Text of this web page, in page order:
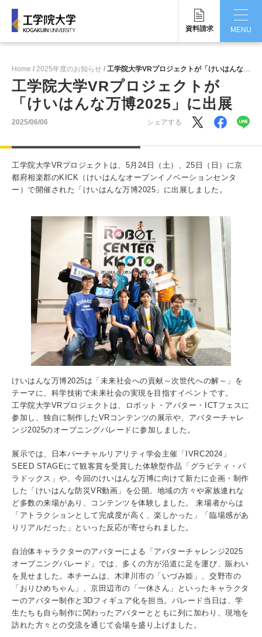
資料請求
MENU
工学院大学について
学部・大学院
研究・産学連携
キャンパス
入試情報
受験生の方 在学生・保証人の方 卒業生の方
一般・企業の方 寄付・ご支援 アクセス
Pick Up
1. Action！x 工学院大学
2. 工学院大学ヒストリー
3. #KUTE VOICE エンジニアリーダーたちの声
4. 航空理工学専攻特設サイト
Home 2025年度のお知らせ 工学院大学VRプロジェクトが「けいはんな万博2025」に出展
工学院大学VRプロジェクトが
「けいはんな万博2025」に出展
2025/06/06 シェアする
工学院大学VRプロジェクトは、5月24日（土）、25日（日）に京
都府相楽郡のKICK（けいはんなオープンイノベーションセンタ
ー）で開催された「けいはんな万博2025」に出展しました。
けいはんな万博2025は「未来社会への貢献～次世代への解～」を
テーマに、科学技術で未来社会の実現を目指すイベントです。
工学院大学VRプロジェクトは、ロボット・アバター・ICTフェスに
参加し、独自に制作したVRコンテンツの展示や、アバターチャレ
ンジ2025のオープニングパレードに参加しました。
展示では、日本バーチャルリアリティ学会主催「IVRC2024」
SEED STAGEにて観客賞を受賞した体験型作品「グラビティ・パ
ラドックス」や、今回のけいはんな万博に向けて新たに企画・制作
した「けいはんな防災VR動画」を公開。地域の方々や家族連れな
ど多数の来場があり、コンテンツを体験しました。 来場者からは
「アトラクションとして完成度が高く、楽しかった」「臨場感があ
りリアルだった」といった反応が寄せられました。
自治体キャラクターのアバターによる「アバターチャレンジ2025
オープニングパレード」では、多くの方が沿道に足を運び、賑わい
を見せました。本チームは、木津川市の「いづみ姫」、交野市の
「おりひめちゃん」、京田辺市の「一休さん」といったキャラクタ
ーのアバター制作と3Dフィギュア化を担当。パレード当日は、学
生たちも自ら制作に関わったアバターとともに列に加わり、現地を
訪れた方々との交流を通じて会場を盛り上げました。